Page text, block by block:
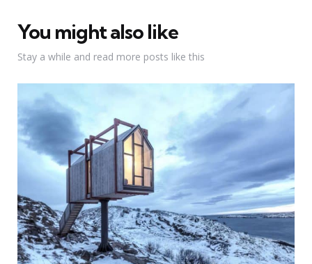
You might also like
Stay a while and read more posts like this